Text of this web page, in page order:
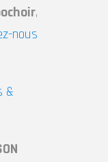
,
nous
&